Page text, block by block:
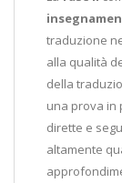
traduzione
alla qualità
della
una prova in
dirette e
altamente